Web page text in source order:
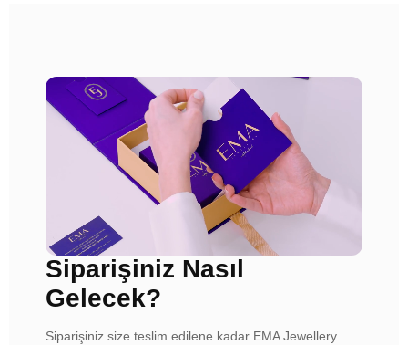
Siparişiniz Nasıl
Gelecek?
Siparişiniz size teslim edilene kadar EMA Jewellery